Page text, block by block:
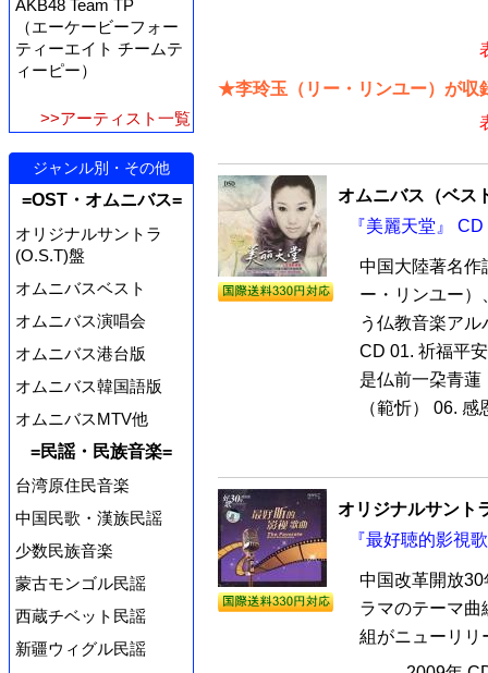
AKB48 Team TP
（エーケービーフォー
ティーエイト チームテ
ィーピー）
>>アーティスト一覧
ジャンル別・その他
=OST・オムニバス=
オリジナルサントラ
(O.S.T)盤
オムニバスベスト
オムニバス演唱会
オムニバス港台版
オムニバス韓国語版
オムニバスMTV他
=民謡・民族音楽=
台湾原住民音楽
中国民歌・漢族民謡
少数民族音楽
蒙古モンゴル民謡
西蔵チベット民謡
新疆ウィグル民謡
★李玲玉（リー・リンユー）が収
オムニバス（ベス
『美麗天堂』
中国大陸著名
ー・リンユー）
う仏教音楽ア
CD 01. 祈福平
是仏前一朶青蓮
（範忻） 06.
オリジナルサント
『最好聴的影視
中国改革開放30
ラマのテーマ
組がニューリリ